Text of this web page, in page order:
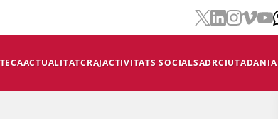
ACTUALITATCRAJACTIVITATS SOCIALSADRCIUTADANIA